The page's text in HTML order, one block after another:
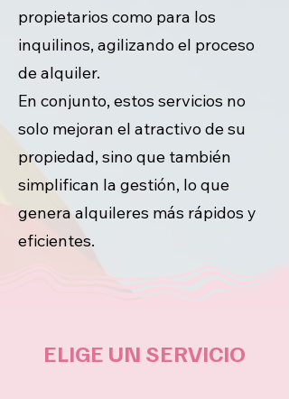
propietarios como para los
inquilinos, agilizando el proceso
de alquiler.
En conjunto, estos servicios no
solo mejoran el atractivo de su
propiedad, sino que también
simplifican la gestión, lo que
genera alquileres más rápidos y
eficientes.
ELIGE UN SERVICIO